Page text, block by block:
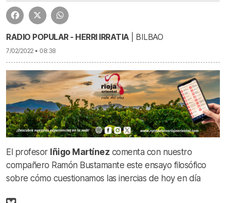
RADIO POPULAR - HERRI IRRATIA| BILBAO
7/02/2022 • 08:38
El profesor Iñigo Martínez comenta con nuestro
compañero Ramón Bustamante este ensayo filosófico
sobre cómo cuestionamos las inercias de hoy en día